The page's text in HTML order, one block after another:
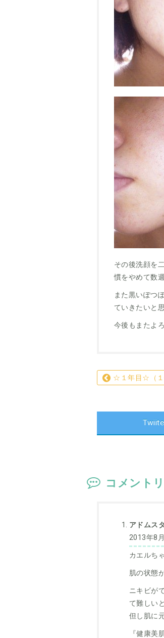
その後洗顔を
慣をやめて数
また黒いぽつ
ていきたいと
今後もまたよ
☆１年目☆（１
コメント
アドムス
2013年8
カエルち
肌の状態
ニキビが
て難しい
但し肌に
『健康